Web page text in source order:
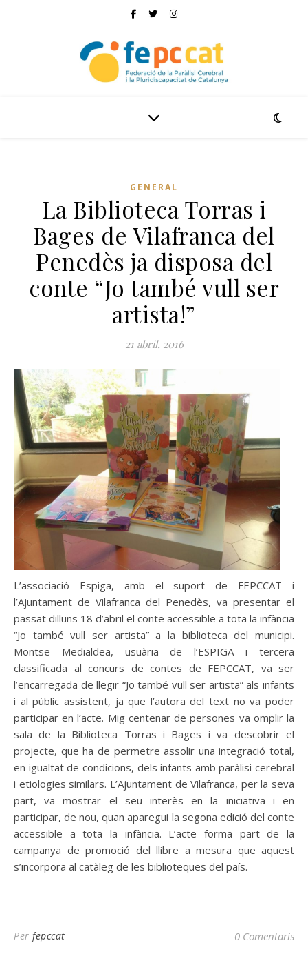
GENERAL
La Biblioteca Torras i
Bages de Vilafranca del
Penedès ja disposa del
conte “Jo també vull ser
artista!”
21 abril, 2016
L’associació Espiga, amb el suport de FEPCCAT i
l’Ajuntament de Vilafranca del Penedès, va presentar el
passat dilluns 18 d’abril el conte accessible a tota la infància
“Jo també vull ser artista” a la biblioteca del municipi.
Montse Medialdea, usuària de l’ESPIGA i tercera
classificada al concurs de contes de FEPCCAT, va ser
l’encarregada de llegir “Jo també vull ser artista” als infants
i al públic assistent, ja que l’autora del text no va poder
participar en l’acte. Mig centenar de persones va omplir la
sala de la Biblioteca Torras i Bages i va descobrir el
projecte, que ha de permetre assolir una integració total,
en igualtat de condicions, dels infants amb paràlisi cerebral
i etiologies similars. L’Ajuntament de Vilafranca, per la seva
part, va mostrar el seu interès en la iniciativa i en
participar, de nou, quan aparegui la segona edició del conte
accessible a tota la infància. L’acte forma part de la
campanya de promoció del llibre a mesura que aquest
s’incorpora al catàleg de les biblioteques del país.
Per fepccat 0 Comentaris